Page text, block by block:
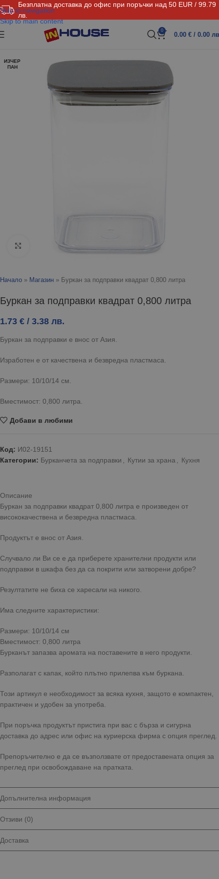
Безплатна доставка до офис при поръчки над 50 EUR / 99.79
лв.
Skip to navigation
Skip to main content
0
0.00 € / 0.00
ИЗЧЕР
ПАН
Click to enlarge
Начало » Магазин » Буркан за подправки квадрат 0,800 литра
Буркан за подправки квадрат 0,800 литра
1.73 € / 3.38 лв.
Буркан за подправки е внос от Азия.
Изработен е от качествена и безвредна пластмаса.
Размери: 10/10/14 см.
Вместимост: 0,800 литра.
Добави в любими
Код: И02-19151
Категории: Бурканчета за подправки Кутии за храна Кухня
Описание
Буркан за подправки квадрат 0,800 литра е произведен от
висококачествена и безвредна пластмаса.
Продуктът е внос от Азия.
Случвало ли Ви се е да приберете хранителни продукти или
подправки в шкафа без да са покрити или затворени добре?
Резултатите не биха се харесали на никого.
Има следните характеристики:
Размери: 10/10/14 см
Вместимост: 0,800 литра
Бурканът запазва аромата на поставените в него продукти.
Разполагат с капак, който плътно прилепва към буркана.
Този артикул е необходимост за всяка кухня, защото е компактен,
практичен и удобен за употреба.
При поръчка продуктът пристига при вас с бърза и сигурна
доставка до адрес или офис на куриерска фирма с опция преглед.
Препоръчително е да се възползвате от предоставената опция за
преглед при освобождаване на пратката.
Допълнителна информация
Отзиви (0)
Доставка